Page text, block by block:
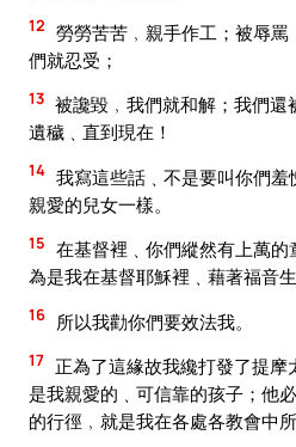
12 勞勞苦苦﹐親手作工；被辱
們就忍受；
13 被讒毀﹐我們就和解；我們還
遺穢﹑直到現在！
14 我寫這些話﹑不是要叫你們
親愛的兒女一樣。
15 在基督裡﹑你們縱然有上萬
為是我在基督耶穌裡﹑藉著福音生
16 所以我勸你們要效法我。
17 正為了這緣故我纔打發了提
是我親愛的﹑可信靠的孩子；他
的行徑﹐就是我在各處各教會中所